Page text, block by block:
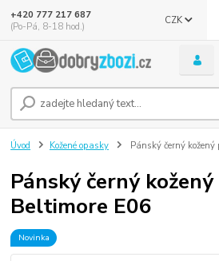
CZK
+420 777 217 687
(Po-Pá, 8-18 hod.)
Úvod Kožené opasky Pánský černý
Pánský černý
Beltimore E06
Novinka